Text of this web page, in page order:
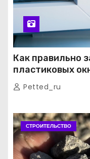
Как правильно
пластиковых
руководство от
Petted_ru
СТРОИТЕЛЬСТВО